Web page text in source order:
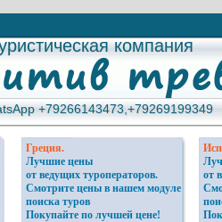
компания
компания
+79266143473,+79269199349
+79266143473,+79269199349
Греция.
Лучшие цены
от ведущих туроператоров.
Смотрите цены в нашем модуле
поиска туров
Покупайте по лучшей цене!
от